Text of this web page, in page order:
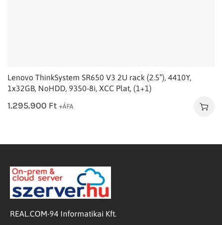
Lenovo ThinkSystem SR650 V3 2U rack (2.5″), 4410Y,
1x32GB, NoHDD, 9350-8i, XCC Plat, (1+1)
1.295.900 Ft +ÁFA
REAL.COM-94 Informatikai Kft.